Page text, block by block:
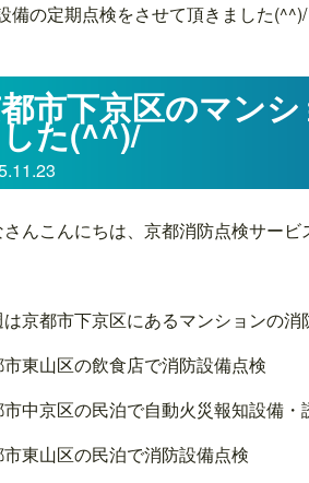
備の定期点検をさせて頂きました(^^)/
市下京区のマン
た(^^)/
んこんにちは、京都消防点検サービ
京都市下京区にあるマンションの
東山区の飲食店で消防設備点検
中京区の民泊で自動火災報知設備・
東山区の民泊で消防設備点検